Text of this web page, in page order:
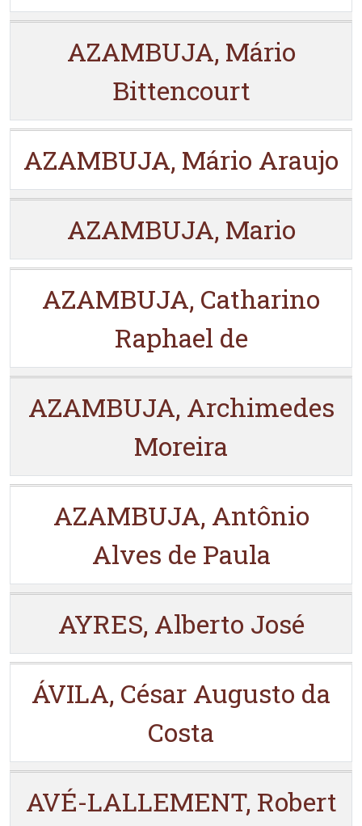
AZAMBUJA, Mário
Bittencourt
AZAMBUJA, Mário Araujo
AZAMBUJA, Mario
AZAMBUJA, Catharino
Raphael de
AZAMBUJA, Archimedes
Moreira
AZAMBUJA, Antônio
Alves de Paula
AYRES, Alberto José
ÁVILA, César Augusto da
Costa
AVÉ-LALLEMENT, Robert